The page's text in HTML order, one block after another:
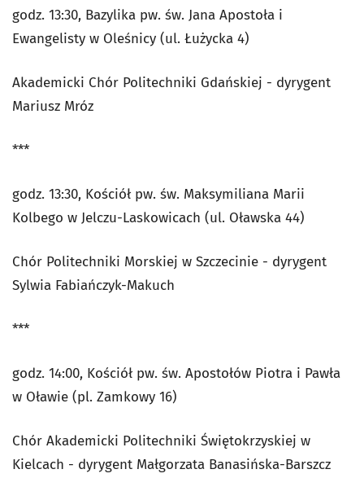
godz. 13:30, Bazylika pw. św. Jana Apostoła i
Ewangelisty w Oleśnicy (ul. Łużycka 4)
Akademicki Chór Politechniki Gdańskiej - dyrygent
Mariusz Mróz
***
godz. 13:30, Kościół pw. św. Maksymiliana Marii
Kolbego w Jelczu-Laskowicach (ul. Oławska 44)
Chór Politechniki Morskiej w Szczecinie - dyrygent
Sylwia Fabiańczyk-Makuch
***
godz. 14:00, Kościół pw. św. Apostołów Piotra i Pawła
w Oławie (pl. Zamkowy 16)
Chór Akademicki Politechniki Świętokrzyskiej w
Kielcach - dyrygent Małgorzata Banasińska-Barszcz